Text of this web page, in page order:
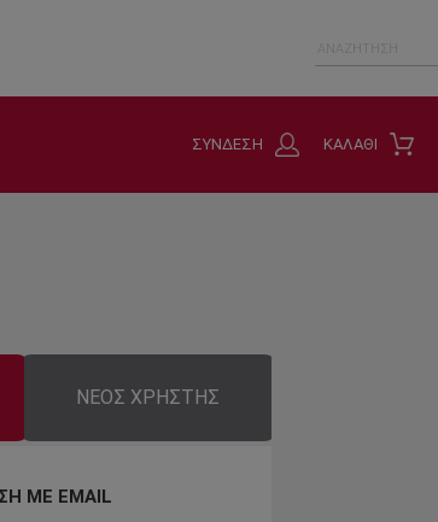
ΚΑΛΑΘΙ
ΣΥΝΔΕΣΗ
ΝΕΟΣ ΧΡΗΣΤΗΣ
ΜΕ EMAIL